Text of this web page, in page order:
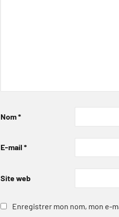
Nom*
E-mail *
Site web
Enregistrer mon nom, mon e-